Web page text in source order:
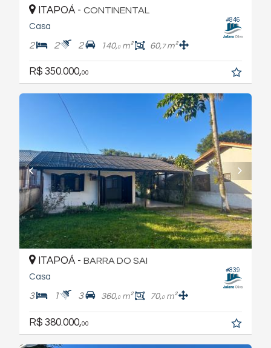
#846
ITAPOÁ - CONTINENTAL
Casa
2 2 2 140,0m² 60,7m²
R$ 350.000,00
#839
ITAPOÁ - BARRA DO SAI
Casa
3 1 3 360,0m² 70,0m²
R$ 380.000,00